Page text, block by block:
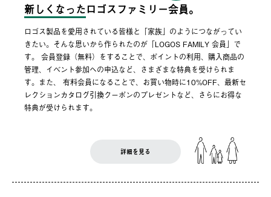
新しくなった ロゴスファミリー会員。
ロゴス製品を愛用されている皆様と「家族」のようにつながってい
きたい。そんな思いから作られたのが「LOGOS FAMILY 会員」で
す。 会員登録（無料）をすることで、ポイントの利用、購入商品の
管理、イベント参加への申込など、さまざまな特典を受けられま
す。また、 有料会員になることで、お買い物時に10%OFF、最新セ
レクションカタログ引換クーポンのプレゼントなど、さらにお得な
特典が受けられます。
詳細を見る